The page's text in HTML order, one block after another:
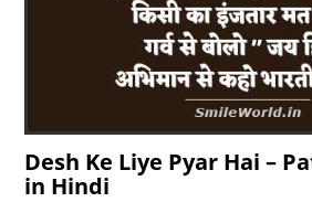
Desh Ke Liye Pyar Hai –
in Hindi